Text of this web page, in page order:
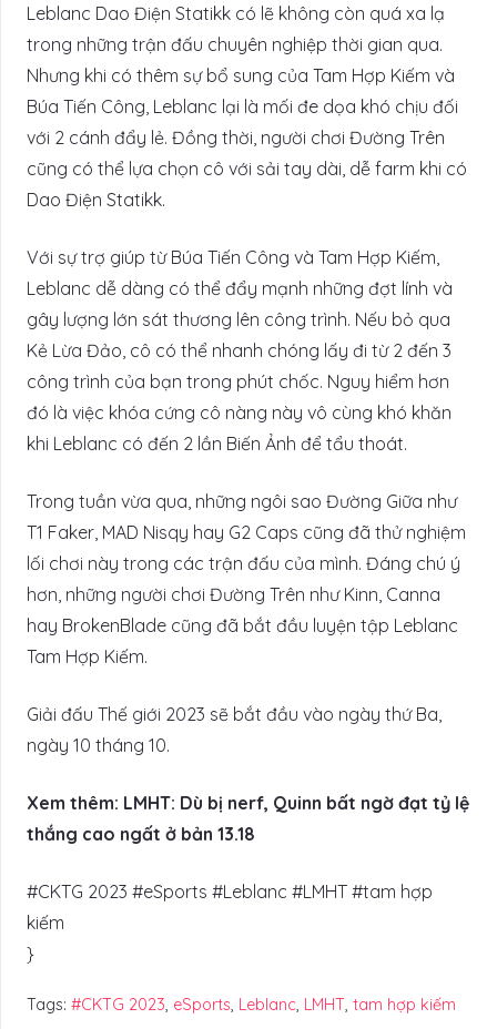
Leblanc Dao Điện Statikk có lẽ không còn quá xa lạ
trong những trận đấu chuyên nghiệp thời gian qua.
Nhưng khi có thêm sự bổ sung của Tam Hợp Kiếm và
Búa Tiến Công, Leblanc lại là mối đe dọa khó chịu đối
với 2 cánh đẩy lẻ. Đồng thời, người chơi Đường Trên
cũng có thể lựa chọn cô với sải tay dài, dễ farm khi có
Dao Điện Statikk.
Với sự trợ giúp từ Búa Tiến Công và Tam Hợp Kiếm,
Leblanc dễ dàng có thể đẩy mạnh những đợt lính và
gây lượng lớn sát thương lên công trình. Nếu bỏ qua
Kẻ Lừa Đảo, cô có thể nhanh chóng lấy đi từ 2 đến 3
công trình của bạn trong phút chốc. Nguy hiểm hơn
đó là việc khóa cứng cô nàng này vô cùng khó khăn
khi Leblanc có đến 2 lần Biến Ảnh để tẩu thoát.
Trong tuần vừa qua, những ngôi sao Đường Giữa như
T1 Faker, MAD Nisqy hay G2 Caps cũng đã thử nghiệm
lối chơi này trong các trận đấu của mình. Đáng chú ý
hơn, những người chơi Đường Trên như Kinn, Canna
hay BrokenBlade cũng đã bắt đầu luyện tập Leblanc
Tam Hợp Kiếm.
Giải đấu Thế giới 2023 sẽ bắt đầu vào ngày thứ Ba,
ngày 10 tháng 10.
Xem thêm: LMHT: Dù bị nerf, Quinn bất ngờ đạt tỷ lệ
thắng cao ngất ở bản 13.18
#CKTG 2023 #eSports #Leblanc #LMHT #tam hợp
kiếm
}
Tags: #CKTG 2023, eSports, Leblanc, LMHT, tam hợp kiếm